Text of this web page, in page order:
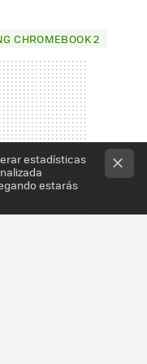
CHROMEBOOK 2
estadísticas
estarás